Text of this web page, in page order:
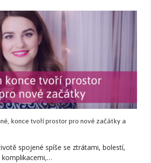
konce tvoří prostor pro nové začátky a
spojené spíše se ztrátami, bolestí,